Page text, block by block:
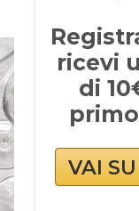
ricevi
di
VAI